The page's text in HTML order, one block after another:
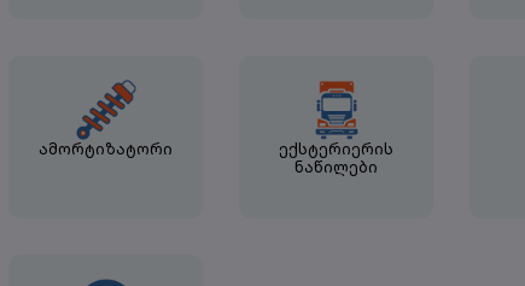
ამორტიზატორი
ექსტერიერის
ნაწილები